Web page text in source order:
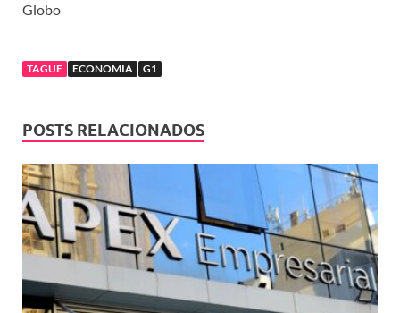
Globo
TAGUE ECONOMIA G1
POSTS RELACIONADOS